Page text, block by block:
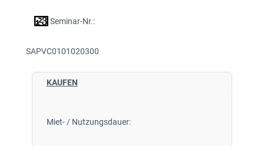
Seminar-Nr.:
SAPVC0101020300
KAUFEN
Miet- / Nutzungsdauer: